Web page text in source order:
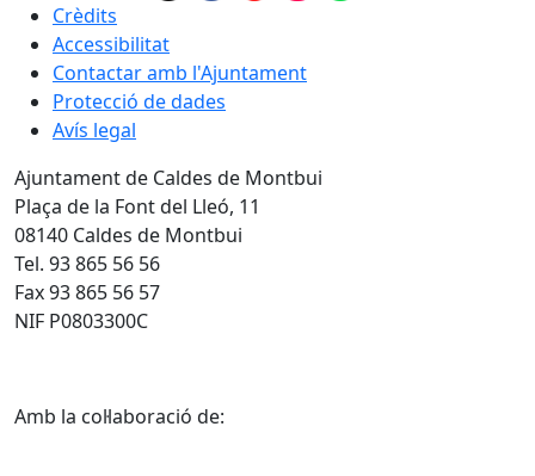
Crèdits
Accessibilitat
Contactar amb l'Ajuntament
Protecció de dades
Avís legal
Ajuntament de Caldes de Montbui
Plaça de la Font del Lleó, 11
08140 Caldes de Montbui
Tel. 93 865 56 56
Fax 93 865 56 57
NIF P0803300C
Amb la col·laboració de: